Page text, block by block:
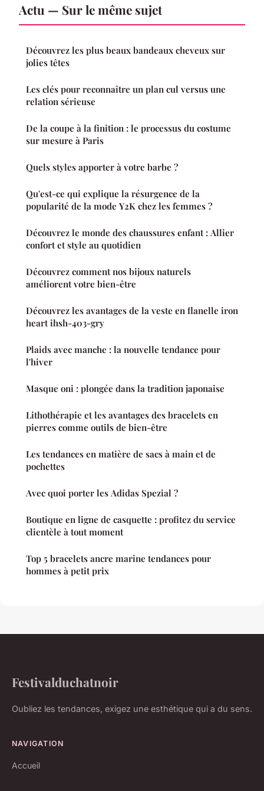
Actu — Sur le même sujet
Découvrez les plus beaux bandeaux cheveux sur
jolies têtes
Les clés pour reconnaître un plan cul versus une
relation sérieuse
De la coupe à la finition : le processus du costume
sur mesure à Paris
Quels styles apporter à votre barbe ?
Qu'est-ce qui explique la résurgence de la
popularité de la mode Y2K chez les femmes ?
Découvrez le monde des chaussures enfant : Allier
confort et style au quotidien
Découvrez comment nos bijoux naturels
améliorent votre bien-être
Découvrez les avantages de la veste en flanelle iron
heart ihsh-403-gry
Plaids avec manche : la nouvelle tendance pour
l'hiver
Masque oni : plongée dans la tradition japonaise
Lithothérapie et les avantages des bracelets en
pierres comme outils de bien-être
Les tendances en matière de sacs à main et de
pochettes
Avec quoi porter les Adidas Spezial ?
Boutique en ligne de casquette : profitez du service
clientèle à tout moment
Top 5 bracelets ancre marine tendances pour
hommes à petit prix
Festivalduchatnoir
Oubliez les tendances, exigez une esthétique qui a du sens.
NAVIGATION
Accueil